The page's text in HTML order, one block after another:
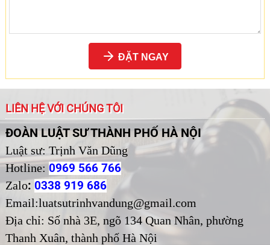
ĐẶT NGAY
LIÊN HỆ VỚI CHÚNG TÔI
ĐOÀN LUẬT SƯ THÀNH PHỐ HÀ NỘI
Luật sư: Trịnh Văn Dũng
Hotline: 0969 566 766
Zalo: 0338 919 686
Email:luatsutrinhvandung@gmail.com
Địa chỉ: Số nhà 3E, ngõ 134 Quan Nhân, phường
Thanh Xuân, thành phố Hà Nội